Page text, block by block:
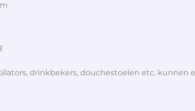
drinkbekers, douchestoelen etc. kunnen